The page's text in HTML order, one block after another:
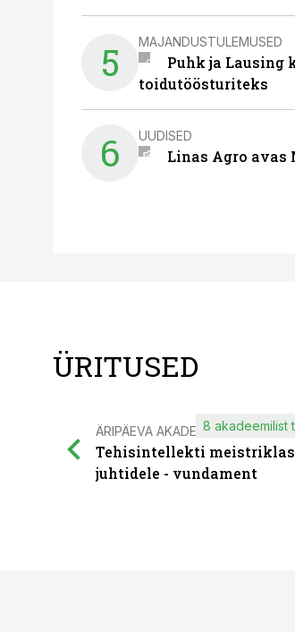
5 MAJANDUSTULEMUSED
Puhk ja Lausing
toidutöösturiteks
6 UUDISED
Linas Agro
ÜRITUSED
ÄRIPÄEVA AKADEEMIA
Tehisintellekti
juhtidele - vundament
8 akadeemilist